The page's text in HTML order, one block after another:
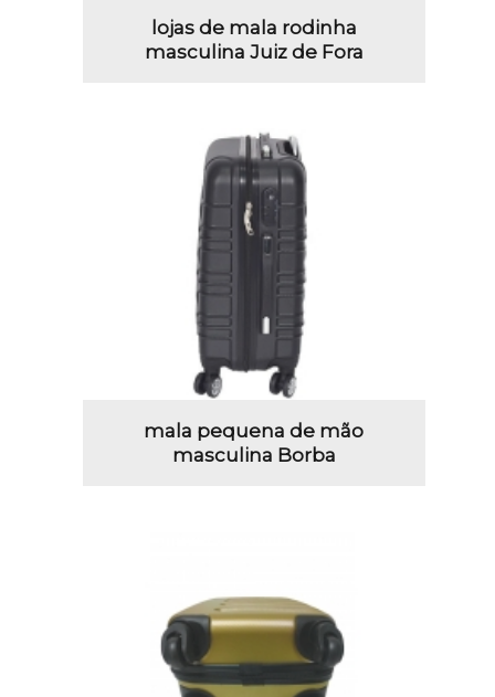
lojas de mala rodinha
masculina Juiz de Fora
mala pequena de mão
masculina Borba